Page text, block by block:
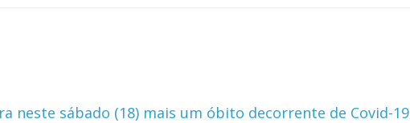
neste sábado (18) mais um óbito decorrente de Covid-19